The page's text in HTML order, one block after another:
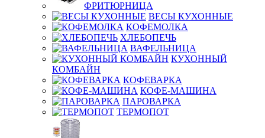
ФРИТЮРНИЦА
ВЕСЫ КУХОННЫЕ
КОФЕМОЛКА
ХЛЕБОПЕЧЬ
ВАФЕЛЬНИЦА
КУХОННЫЙ
КОМБАЙН
КОФЕВАРКА
КОФЕ-МАШИНА
ПАРОВАРКА
ТЕРМОПОТ